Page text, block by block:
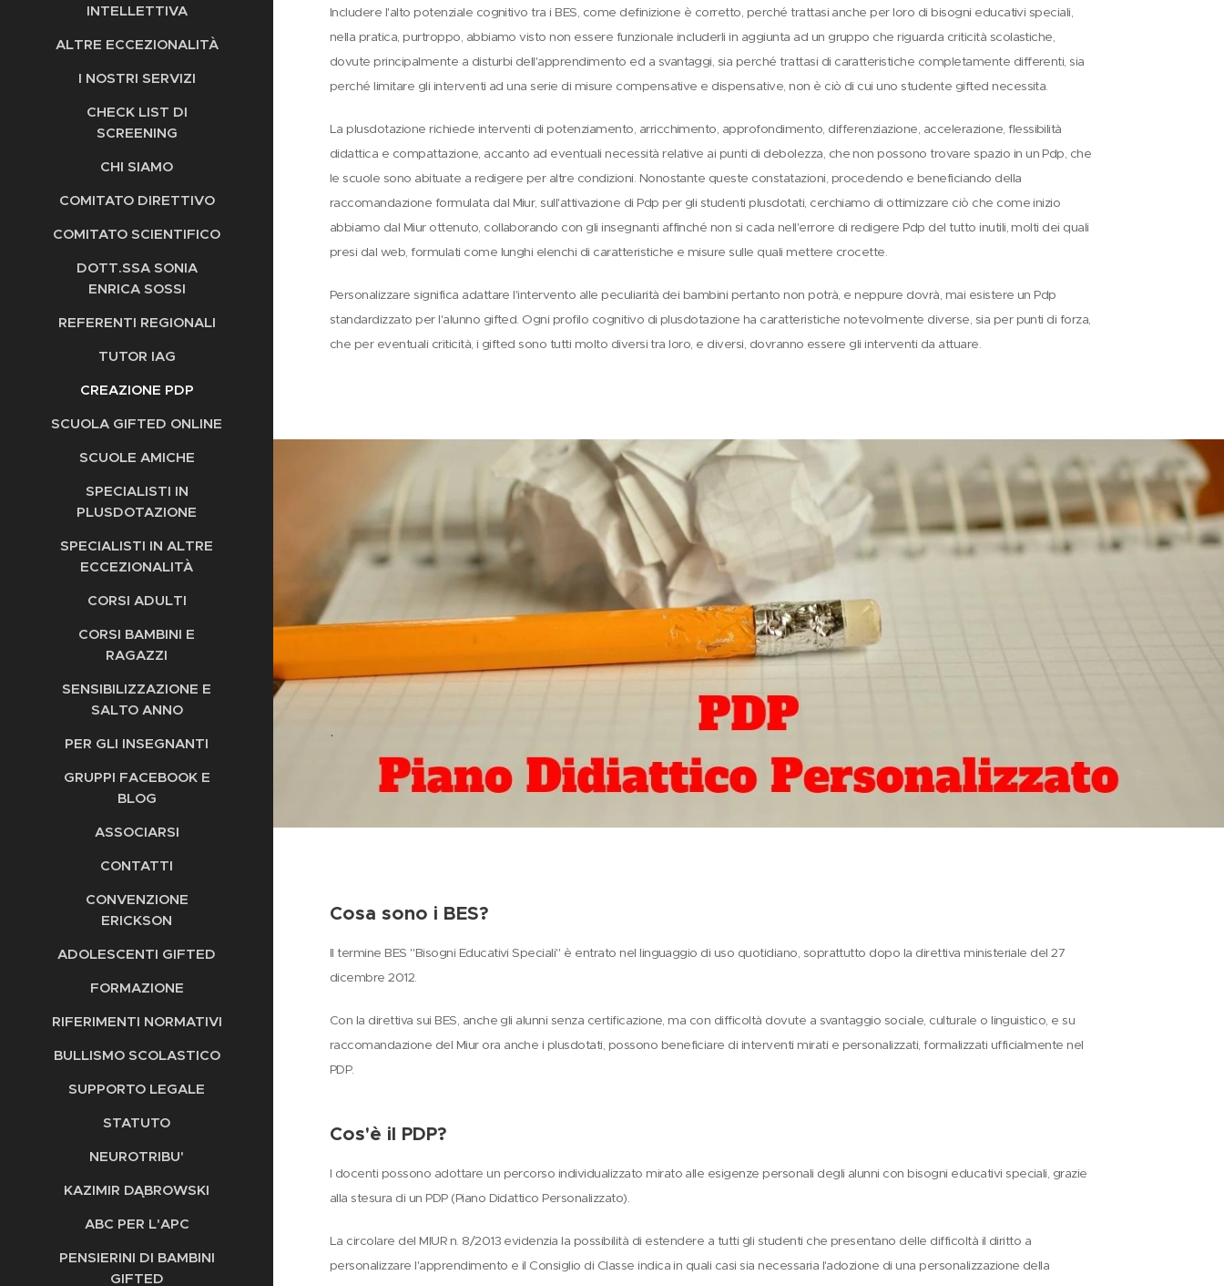
INTELLETTIVA
ALTRE ECCEZIONALITÀ
I NOSTRI SERVIZI
CHECK LIST DI
SCREENING
CHI SIAMO
COMITATO DIRETTIVO
COMITATO SCIENTIFICO
DOTT.SSA SONIA
ENRICA SOSSI
REFERENTI REGIONALI
TUTOR IAG
CREAZIONE PDP
SCUOLA GIFTED ONLINE
SCUOLE AMICHE
SPECIALISTI IN
PLUSDOTAZIONE
SPECIALISTI IN ALTRE
ECCEZIONALITÀ
CORSI ADULTI
CORSI BAMBINI E
RAGAZZI
SENSIBILIZZAZIONE E
SALTO ANNO
PER GLI INSEGNANTI
GRUPPI FACEBOOK E
BLOG
ASSOCIARSI
CONTATTI
CONVENZIONE
ERICKSON
ADOLESCENTI GIFTED
FORMAZIONE
RIFERIMENTI NORMATIVI
BULLISMO SCOLASTICO
SUPPORTO LEGALE
STATUTO
NEUROTRIBU'
KAZIMIR DĄBROWSKI
ABC PER L'APC
PENSIERINI DI BAMBINI
GIFTED
Includere l'alto potenziale cognitivo tra i BES, come definizione è corretto, perché trattasi anche per loro di bisogni educativi speciali,
nella pratica, purtroppo, abbiamo visto non essere funzionale includerli in aggiunta ad un gruppo che riguarda criticità scolastiche,
dovute principalmente a disturbi dell'apprendimento ed a svantaggi, sia perché trattasi di caratteristiche completamente differenti, sia
perché limitare gli interventi ad una serie di misure compensative e dispensative, non è ciò di cui uno studente gifted necessita.
La plusdotazione richiede interventi di potenziamento, arricchimento, approfondimento, differenziazione, accelerazione, flessibilità
didattica e compattazione, accanto ad eventuali necessità relative ai punti di debolezza, che non possono trovare spazio in un Pdp, che
le scuole sono abituate a redigere per altre condizioni. Nonostante queste constatazioni, procedendo e beneficiando della
raccomandazione formulata dal Miur, sull'attivazione di Pdp per gli studenti plusdotati, cerchiamo di ottimizzare ciò che come inizio
abbiamo dal Miur ottenuto, collaborando con gli insegnanti affinché non si cada nell'errore di redigere Pdp del tutto inutili, molti dei quali
presi dal web, formulati come lunghi elenchi di caratteristiche e misure sulle quali mettere crocette.
Personalizzare significa adattare l'intervento alle peculiarità dei bambini pertanto non potrà, e neppure dovrà, mai esistere un Pdp
standardizzato per l'alunno gifted. Ogni profilo cognitivo di plusdotazione ha caratteristiche notevolmente diverse, sia per punti di forza,
che per eventuali criticità, i gifted sono tutti molto diversi tra loro, e diversi, dovranno essere gli interventi da attuare.
.
Cosa sono i BES?
Il termine BES "Bisogni Educativi Speciali" è entrato nel linguaggio di uso quotidiano, soprattutto dopo la direttiva ministeriale del 27
dicembre 2012.
Con la direttiva sui BES, anche gli alunni senza certificazione, ma con difficoltà dovute a svantaggio sociale, culturale o linguistico, e su
raccomandazione del Miur ora anche i plusdotati, possono beneficiare di interventi mirati e personalizzati, formalizzati ufficialmente nel
PDP.
Cos'è il PDP?
I docenti possono adottare un percorso individualizzato mirato alle esigenze personali degli alunni con bisogni educativi speciali, grazie
alla stesura di un PDP (Piano Didattico Personalizzato).
La circolare del MIUR n. 8/2013 evidenzia la possibilità di estendere a tutti gli studenti che presentano delle difficoltà il diritto a
personalizzare l'apprendimento e il Consiglio di Classe indica in quali casi sia necessaria l'adozione di una personalizzazione della